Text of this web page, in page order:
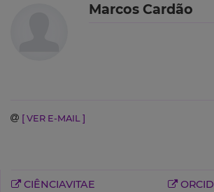
Marcos Cardão
[ VER E-MAIL ]
CIÊNCIAVITAE ORCID